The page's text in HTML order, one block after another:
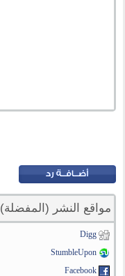
مواقع النشر (المفضلة)
Digg
StumbleUpon
Facebook